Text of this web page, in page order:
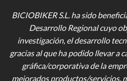
BICIOBIKER S.L. ha sido
Desarrollo Regional cuyo
investigación, el desarrollo
gracias al que ha podido llevar a
gráfica/corporativa de la
mejorados productos/servicios,